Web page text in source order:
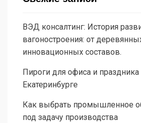
ВЭД консалтинг: История
вагоностроения: от
инновационных составов.
Пироги для офиса и праздника
Екатеринбурге
Как выбрать промышленное
под задачу производства